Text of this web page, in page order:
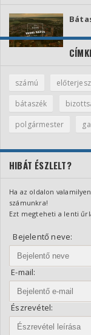
számú
bátaszék
polgármester
HIBÁT ÉSZLELT?
Ha az oldalon
számunkra!
Ezt megteheti a lenti
Bejelentő neve:
E-mail:
Észrevétel: